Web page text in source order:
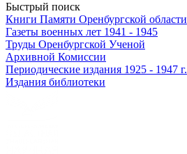
Быстрый поиск
Книги Памяти Оренбургской области
Газеты военных лет 1941 - 1945
Труды Оренбургской Ученой
Архивной Комиссии
Периодические издания 1925 - 1947 г.
Издания библиотеки